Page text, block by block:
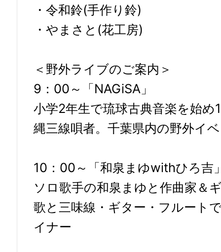
・令和鈴(手作り鈴)
・やまさと(花工房)
＜野外ライブのご案内＞
9：00～「NAGiSA」
小学2年生で琉球古典音楽を始
縄三線唄者。千葉県内の野外イ
10：00～「和泉まゆwithひろ吉
ソロ歌手の和泉まゆと作曲家＆
歌と三味線・ギター・フルート
イナー